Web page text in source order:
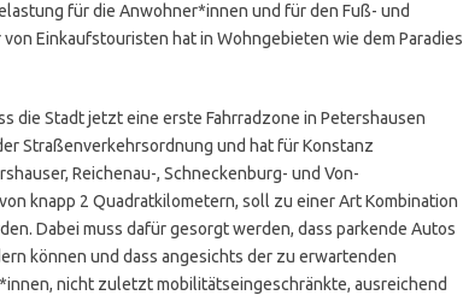
für die Anwohner*innen und für den Fuß- und
Einkaufstouristen hat in Wohngebieten wie dem Paradies
die Stadt jetzt eine erste Fahrradzone in Petershausen
Straßenverkehrsordnung und hat für Konstanz
Reichenau-, Schneckenburg- und Von-
knapp 2 Quadratkilometern, soll zu einer Art Kombination
Dabei muss dafür gesorgt werden, dass parkende Autos
können und dass angesichts der zu erwartenden
nicht zuletzt mobilitätseingeschränkte, ausreichend